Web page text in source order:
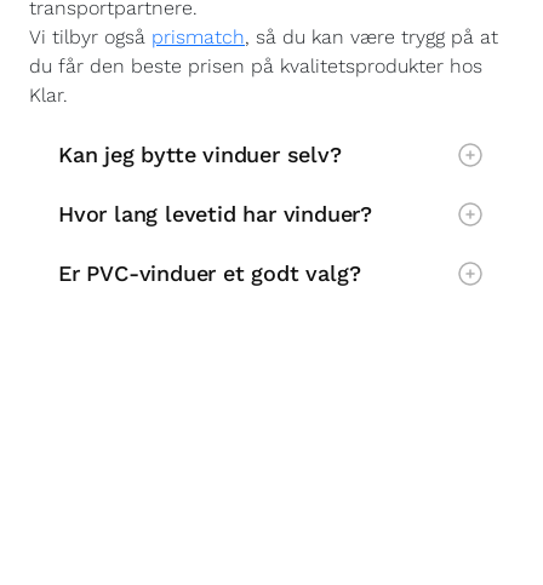
transportpartnere.
Vi tilbyr også prismatch, så du kan være trygg på at
du får den beste prisen på kvalitetsprodukter hos
Klar.
Kan jeg bytte vinduer selv?
Hvor lang levetid har vinduer?
Er PVC-vinduer et godt valg?